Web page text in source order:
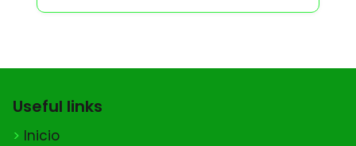
Useful links
Inicio